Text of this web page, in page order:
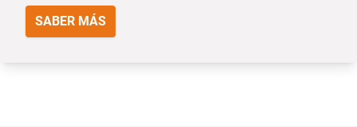
SABER MÁS